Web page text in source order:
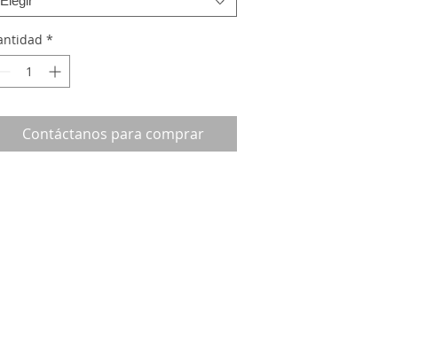
*
Contáctanos para comprar